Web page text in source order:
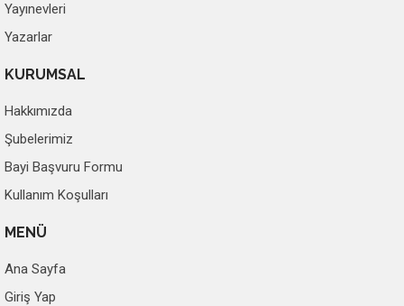
Yayınevleri
Yazarlar
KURUMSAL
Hakkımızda
Şubelerimiz
Bayi Başvuru Formu
Kullanım Koşulları
MENÜ
Ana Sayfa
Giriş Yap